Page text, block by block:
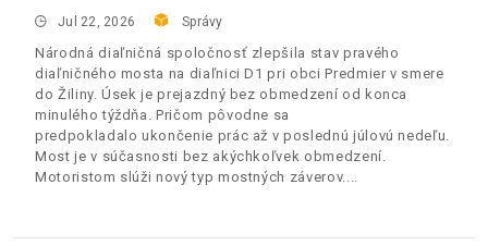
Jul 22, 2026 Správy
Národná diaľničná spoločnosť zlepšila stav pravého
diaľničného mosta na diaľnici D1 pri obci Predmier v smere
do Žiliny. Úsek je prejazdný bez obmedzení od konca
minulého týždňa. Pričom pôvodne sa
predpokladalo ukončenie prác až v poslednú júlovú nedeľu.
Most je v súčasnosti bez akýchkoľvek obmedzení.
Motoristom slúži nový typ mostných záverov.